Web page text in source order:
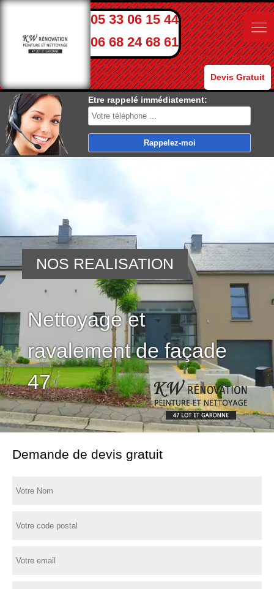
05 33 06 15 44
06 68 24 68 61
Devis Gratuit
Etre rappelé immédiatement:
Nettoyage et
ravalement de façade
47
NOS REALISATION
Demande de devis gratuit